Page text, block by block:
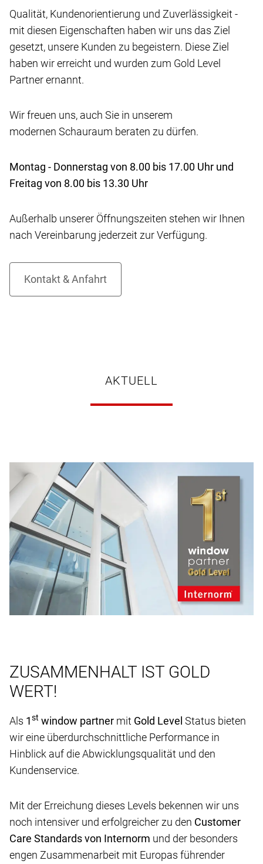
Qualität, Kundenorientierung und Zuverlässigkeit -
mit diesen Eigenschaften haben wir uns das Ziel
gesetzt, unsere Kunden zu begeistern. Diese Ziel
haben wir erreicht und wurden zum Gold Level
Partner ernannt.
Wir freuen uns, auch Sie in unserem
modernen Schauraum beraten zu dürfen.
Montag - Donnerstag von 8.00 bis 17.00 Uhr und
Freitag von 8.00 bis 13.30 Uhr
Außerhalb unserer Öffnungszeiten stehen wir Ihnen
nach Vereinbarung jederzeit zur Verfügung.
AKTUELL
ZUSAMMENHALT IST GOLD
WERT!
Als 1st window partner mit Gold Level Status bieten
wir eine überdurchschnittliche Performance in
Hinblick auf die Abwicklungsqualität und den
Kundenservice.
Mit der Erreichung dieses Levels bekennen wir uns
noch intensiver und erfolgreicher zu den Customer
Care Standards von Internorm und der besonders
engen Zusammenarbeit mit Europas führender